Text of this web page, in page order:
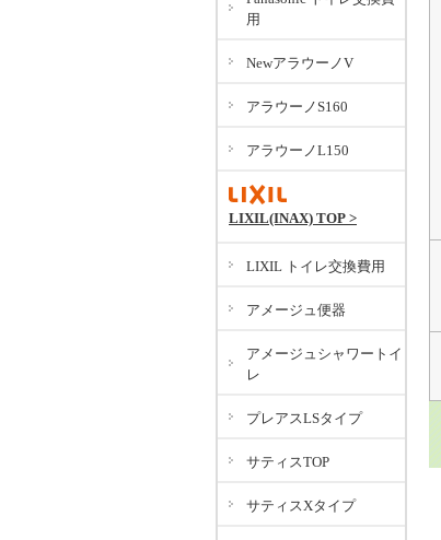
用
NewアラウーノV
アラウーノS160
アラウーノL150
LIXIL(INAX) TOP >
LIXIL トイレ交換費用
アメージュ便器
アメージュシャワートイ
レ
プレアスLSタイプ
サティスTOP
サティスXタイプ